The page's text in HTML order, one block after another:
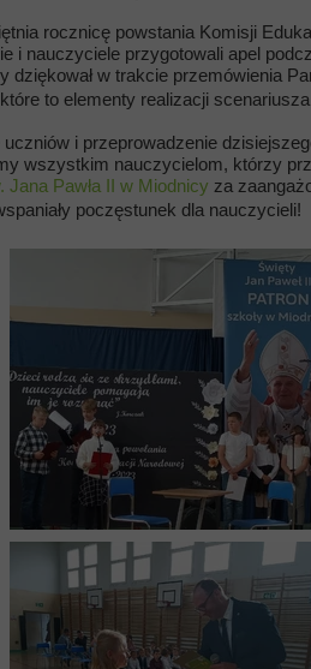
rocznicę powstania Komisji
i nauczyciele przygotowali apel
dziękował w trakcie przemówienia
to elementy realizacji
i przeprowadzenie
wszystkim nauczycielom, którzy
Jana Pawła II w Miodnicy za
poczęstunek dla nauczycieli!